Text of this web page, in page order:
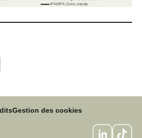
Gestion des cookies